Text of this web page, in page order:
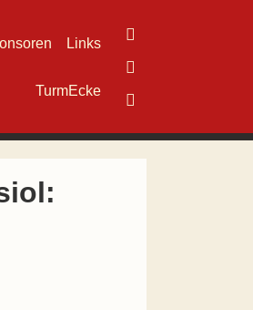
Links
TurmEcke